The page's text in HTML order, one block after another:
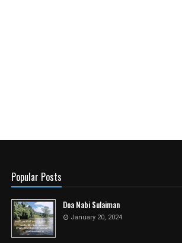
Popular Posts
Doa Nabi Sulaiman
January 20, 2024